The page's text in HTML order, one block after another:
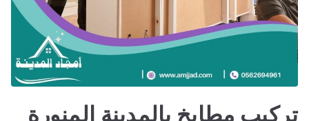
تركيب مطابخ بالمدينة المنورة